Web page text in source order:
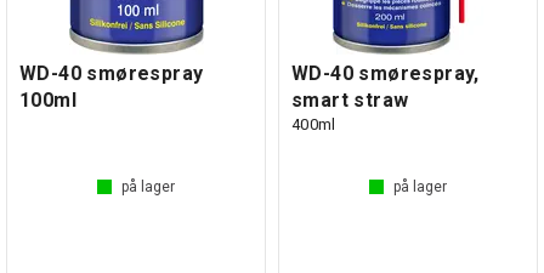
WD-40 smørespray
100ml
på lager
WD-40 smørespray,
smart straw
400ml
på lager